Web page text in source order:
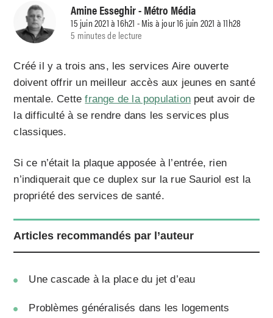
Amine Esseghir- Métro Média
15 juin 2021 à 16h21 - Mis à jour 16 juin 2021 à 11h28
5 minutes de lecture
Créé il y a trois ans, les services Aire ouverte
doivent offrir un meilleur accès aux jeunes en santé
mentale. Cettefrange de la population peut avoir de
la difficulté à se rendre dans les services plus
classiques.
Si ce n’était la plaque apposée à l’entrée, rien
n’indiquerait que ce duplex sur la rue Sauriol est la
propriété des services de santé.
Articles recommandés par l’auteur
Une cascade à la place du jet d’eau
Problèmes généralisés dans les logements